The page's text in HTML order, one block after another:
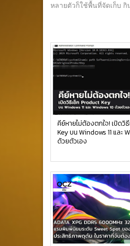
หลายตัวก็ใช้พื้นที่จัดเก็บ กิ
คีย์หายไม่ต้องตกใจ! เปิดวิ
Key บน Windows 11 และ
ด้วยตัวเอง